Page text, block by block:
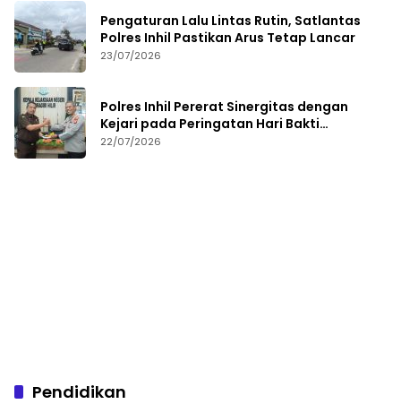
Pengaturan Lalu Lintas Rutin, Satlantas
Polres Inhil Pastikan Arus Tetap Lancar
23/07/2026
Polres Inhil Pererat Sinergitas dengan
Kejari pada Peringatan Hari Bakti
Adhyaksa ke-66
22/07/2026
Pendidikan